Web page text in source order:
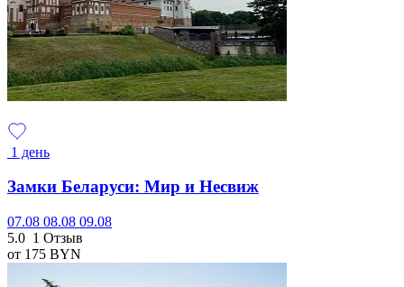
1 день
Замки Беларуси: Мир и Несвиж
07.08 08.08 09.08
5.0 1 Отзыв
от 175 BYN